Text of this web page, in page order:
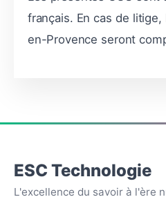
français. En cas de
en-Provence seront
ESC Technologie
L'excellence du savoir à l'ère